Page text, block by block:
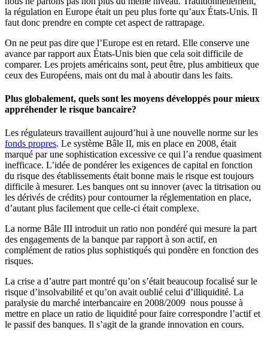
la régulation en Europe était un peu plus forte qu’aux États-Unis. Il
faut donc prendre en compte cet aspect de rattrapage.
On ne peut pas dire que l’Europe est en retard. Elle conserve une
avance par rapport aux États-Unis bien que cela soit difficile de
comparer. Les projets américains sont, peut être, plus ambitieux que
ceux des Européens, mais ont du mal à aboutir dans les faits.
Plus globalement, quels sont les moyens développés pour mieux
appréhender le risque bancaire?
Les régulateurs travaillent aujourd’hui à une nouvelle norme sur les
fonds propres. Le système Bâle II, mis en place en 2008, était
marqué par une sophistication excessive ce qui l’a rendue quasiment
inefficace. L’idée de pondérer les exigences de capital en fonction
du risque des établissements était bonne mais le risque est toujours
difficile à mesurer. Les banques ont su innover (avec la titrisation ou
les dérivés de crédits) pour contourner la réglementation en place,
d’autant plus facilement que celle-ci était complexe.
La norme Bâle III introduit un ratio non pondéré qui mesure la part
des engagements de la banque par rapport à son actif, en
complément de ratios plus sophistiqués qui pondère en fonction des
risques.
La crise a d’autre part montré qu’on s’était beaucoup focalisé sur le
risque d’insolvabilité et qu’on avait oublié celui d’illiquidité. La
paralysie du marché interbancaire en 2008/2009 nous pousse à
mettre en place un ratio de liquidité pour faire correspondre l’actif et
le passif des banques. Il s’agit de la grande innovation en cours.